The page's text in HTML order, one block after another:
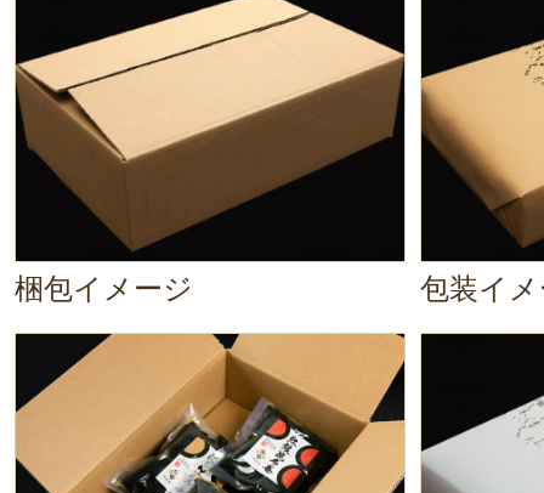
昆布巻きは初めての注文です
自然の美味しさに大満足！
鮭,ニシン,昆布の素材の旨味がい
また購入したいと思います
2023年11月01日 / ニ
ニイガタトマト様
昆布巻のご注文ご賞味誠にあり
た。
素材の旨味を感じていただき重
なんとも手間なく頂けますね！！
たい！！
キンキンに冷えた純米酒を用意し
早速、わさびを付けていただきま
「これは…合う！！！！」
昆布巻の優しい味にツーンとわさ
初めて食べる組み合わせでしたが
くなる…！！！
ご飯のおかずとしてもいけちゃい
梱包イメージ 包装イ